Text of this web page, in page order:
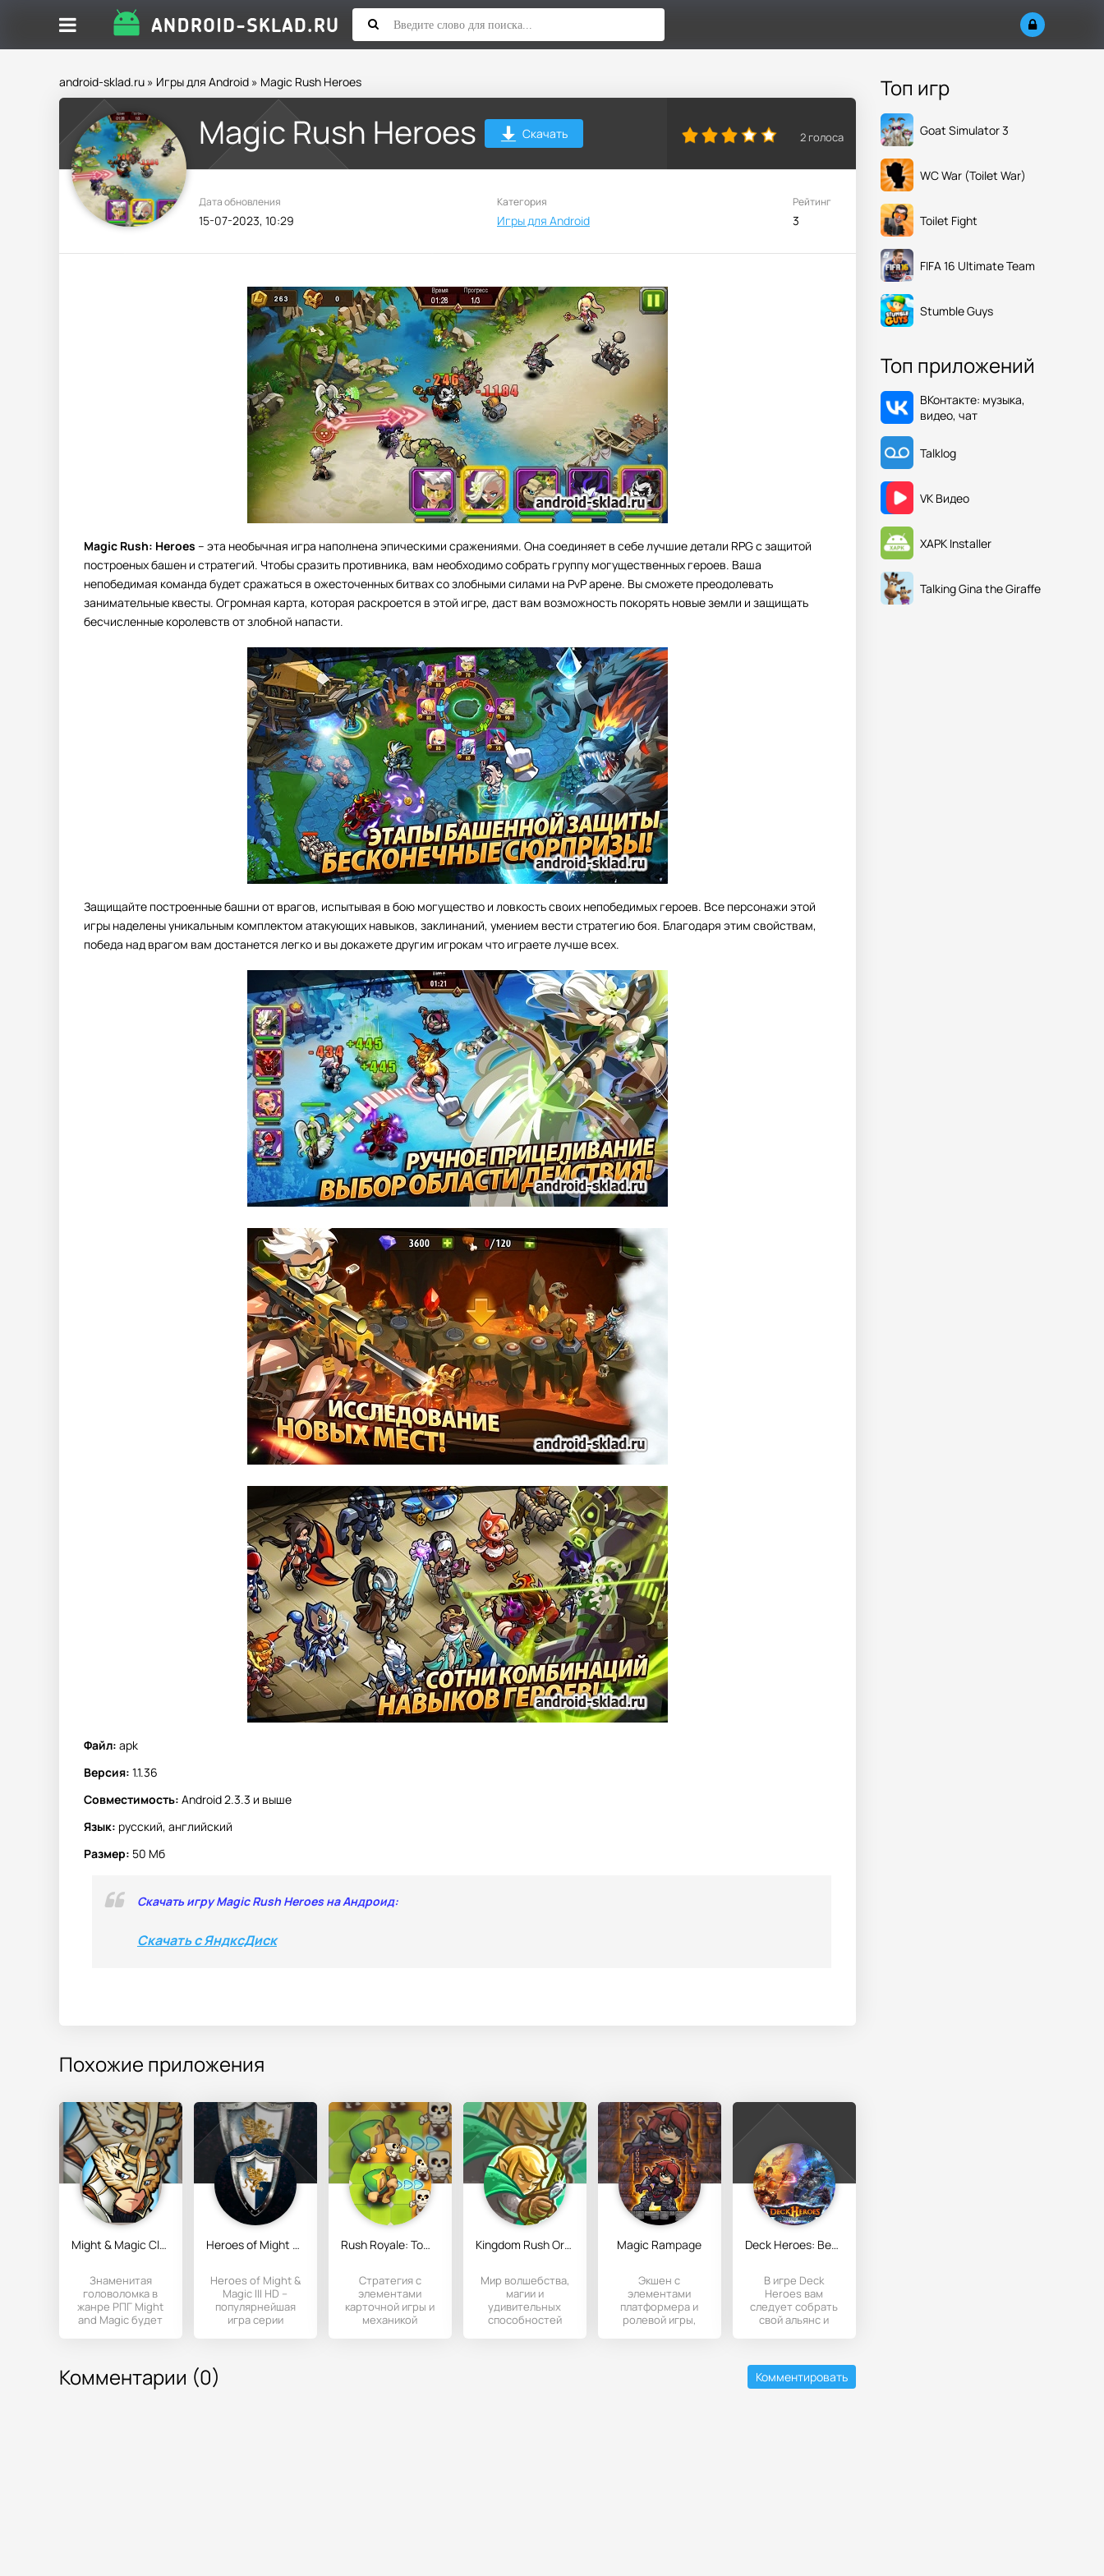
android-sklad.ru » Игры для Android » Magic Rush Heroes
Magic Rush Heroes Скачать 2 голоса
Дата обновления
15-07-2023, 10:29
Категория
Игры для Android
Рейтинг
3
Magic Rush: Heroes – эта необычная игра наполнена эпическими сражениями. Она соединяет в себе лучшие детали RPG с защитой
построеных башен и стратегий. Чтобы сразить противника, вам необходимо собрать группу могущественных героев. Ваша
непобедимая команда будет сражаться в ожесточенных битвах со злобными силами на PvP арене. Вы сможете преодолевать
занимательные квесты. Огромная карта, которая раскроется в этой игре, даст вам возможность покорять новые земли и защищать
бесчисленные королевств от злобной напасти.
Защищайте построенные башни от врагов, испытывая в бою могущество и ловкость своих непобедимых героев. Все персонажи этой
игры наделены уникальным комплектом атакующих навыков, заклинаний, умением вести стратегию боя. Благодаря этим свойствам,
победа над врагом вам достанется легко и вы докажете другим игрокам что играете лучше всех.
Файл: apk
Версия: 1.1.36
Совместимость: Android 2.3.3 и выше
Язык: русский, английский
Размер: 50 Мб
Скачать игру Magic Rush Heroes на Андроид:
Скачать с ЯндксДиск
Похожие приложения
Might & Magic Clash of Heroes
Знаменитая
головоломка в
жанре РПГ Might
and Magic будет
Heroes of Might & Magic III HD
Heroes of Might &
Magic III HD –
популярнейшая
игра серии
Rush Royale: Tower Defense TD
Стратегия с
элементами
карточной игры и
механикой
Kingdom Rush Origins
Мир волшебства,
магии и
удивительных
способностей
Magic Rampage
Экшен с
элементами
платформера и
ролевой игры,
Deck Heroes: Великая Битва!
В игре Deck
Heroes вам
следует собрать
свой альянс и
Комментарии (0) Комментировать
Топ игр
Goat Simulator 3
WC War (Toilet War)
Toilet Fight
FIFA 16 Ultimate Team
Stumble Guys
Топ приложений
ВКонтакте: музыка,
видео, чат
Talklog
VK Видео
XAPK Installer
Talking Gina the Giraffe